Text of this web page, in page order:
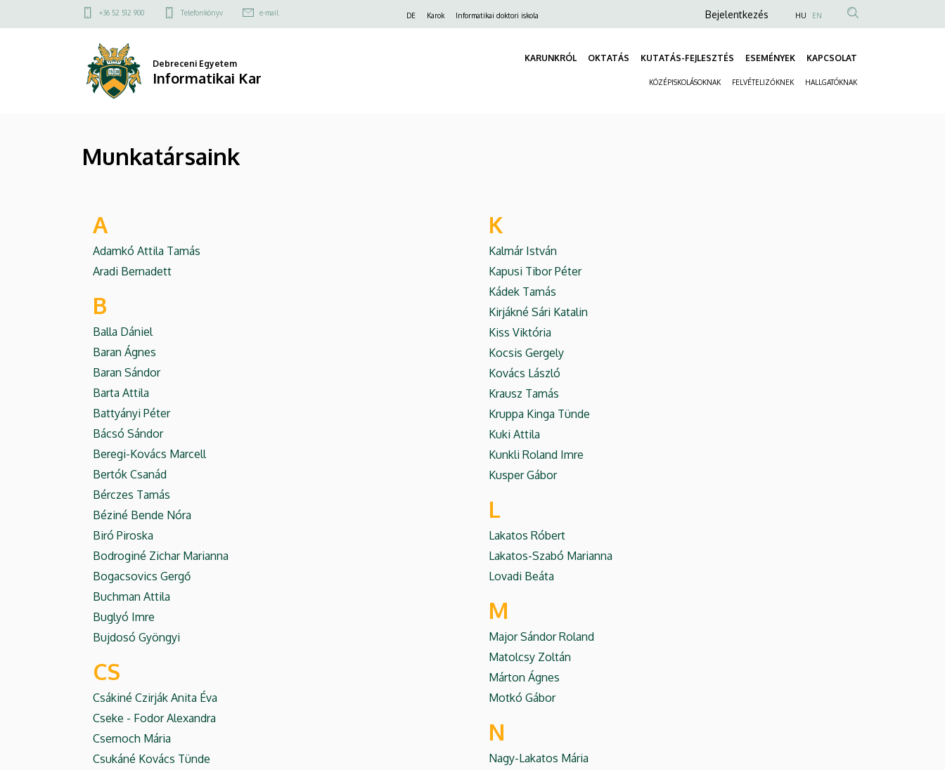
Munkatársaink
Informatikai
a
Felső
menü
+36 52 512 900 Telefonkönyv e-mail DE Karok Informatikai doktori iskola
Anonim
fiók
menüje
Bejelentkezés HU EN
Debreceni Egyetem
Informatikai Kar
KARUNKRÓL OKTATÁS KUTATÁS-FEJLESZTÉS ESEMÉNYEK KAPCSOLAT
KÖZÉPISKOLÁSOKNAK FELVÉTELIZŐKNEK HALLGATÓKNAK
Munkatársaink
A
Adamkó Attila Tamás
Aradi Bernadett
B
Balla Dániel
Baran Ágnes
Baran Sándor
Barta Attila
Battyányi Péter
Bácsó Sándor
Beregi-Kovács Marcell
Bertók Csanád
Bérczes Tamás
Béziné Bende Nóra
Biró Piroska
Bodroginé Zichar Marianna
Bogacsovics Gergő
Buchman Attila
Buglyó Imre
Bujdosó Gyöngyi
CS
Csákiné Czirják Anita Éva
Cseke - Fodor Alexandra
Csernoch Mária
Csukáné Kovács Tünde
K
Kalmár István
Kapusi Tibor Péter
Kádek Tamás
Kirjákné Sári Katalin
Kiss Viktória
Kocsis Gergely
Kovács László
Krausz Tamás
Kruppa Kinga Tünde
Kuki Attila
Kunkli Roland Imre
Kusper Gábor
L
Lakatos Róbert
Lakatos-Szabó Marianna
Lovadi Beáta
M
Major Sándor Roland
Matolcsy Zoltán
Márton Ágnes
Motkó Gábor
N
Nagy-Lakatos Mária